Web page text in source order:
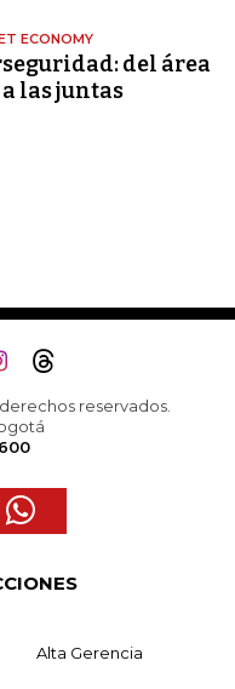
ECONOMY
del área
a las juntas
reservados.
Alta Gerencia